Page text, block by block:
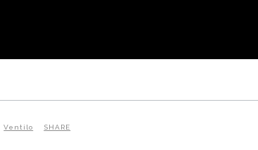
Ventilo SHARE